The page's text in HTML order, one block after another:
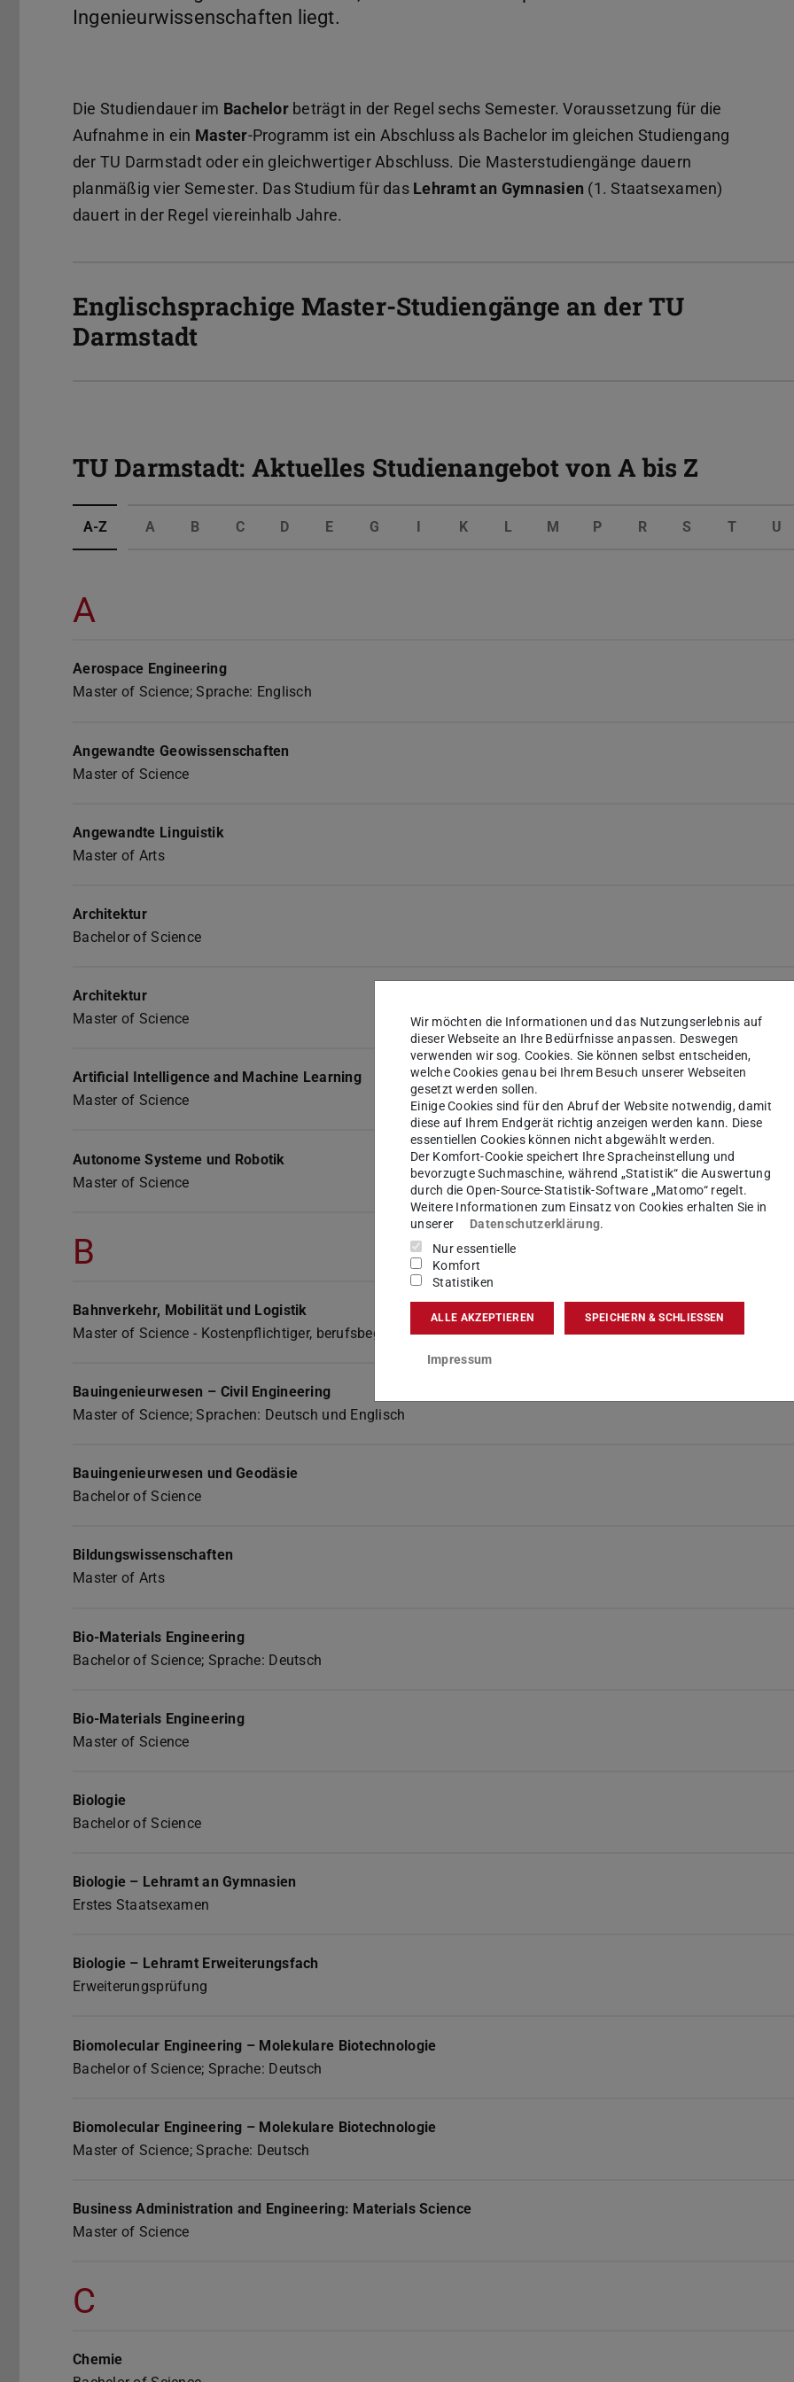
Ingenieurwissenschaften liegt.
Die Studiendauer im Bachelor beträgt in der Regel sechs Semester. Voraussetzung für die
Aufnahme in ein Master-Programm ist ein Abschluss als Bachelor im gleichen Studiengang
der TU Darmstadt oder ein gleichwertiger Abschluss. Die Masterstudiengänge dauern
planmäßig vier Semester. Das Studium für das Lehramt an Gymnasien (1. Staatsexamen)
dauert in der Regel viereinhalb Jahre.
Englischsprachige Master-Studiengänge an der TU
Darmstadt
TU Darmstadt: Aktuelles Studienangebot von A bis Z
A-Z A B C D E G K L M P R S T U
A
Aerospace Engineering
Master of Science; Sprache: Englisch
Angewandte Geowissenschaften
Master of Science
Angewandte Linguistik
Master of Arts
Architektur
Bachelor of Science
Architektur
Master of Science
Artificial Intelligence and Machine Learning
Master of Science
Autonome Systeme und Robotik
Master of Science
B
Bahnverkehr, Mobilität und Logistik
Master of Science - Kostenpflichtiger, berufsbegleitender Weiterbildungsstudiengang
Bauingenieurwesen – Civil Engineering
Master of Science; Sprachen: Deutsch und Englisch
Bauingenieurwesen und Geodäsie
Bachelor of Science
Bildungswissenschaften
Master of Arts
Bio-Materials Engineering
Bachelor of Science; Sprache: Deutsch
Bio-Materials Engineering
Master of Science
Biologie
Bachelor of Science
Biologie – Lehramt an Gymnasien
Erstes Staatsexamen
Biologie – Lehramt Erweiterungsfach
Erweiterungsprüfung
Biomolecular Engineering – Molekulare Biotechnologie
Bachelor of Science; Sprache: Deutsch
Biomolecular Engineering – Molekulare Biotechnologie
Master of Science; Sprache: Deutsch
Business Administration and Engineering: Materials Science
Master of Science
C
Chemie
Wir möchten die Informationen und das Nutzungserlebnis auf
dieser Webseite an Ihre Bedürfnisse anpassen. Deswegen
verwenden wir sog. Cookies. Sie können selbst entscheiden,
welche Cookies genau bei Ihrem Besuch unserer Webseiten
gesetzt werden sollen.
Einige Cookies sind für den Abruf der Website notwendig, damit
diese auf Ihrem Endgerät richtig anzeigen werden kann. Diese
essentiellen Cookies können nicht abgewählt werden.
Der Komfort-Cookie speichert Ihre Spracheinstellung und
bevorzugte Suchmaschine, während „Statistik“ die Auswertung
durch die Open-Source-Statistik-Software „Matomo“ regelt.
Weitere Informationen zum Einsatz von Cookies erhalten Sie in
unserer
Datenschutzerklärung.
Nur essentielle
Komfort
Statistiken
ALLE AKZEPTIEREN SPEICHERN & SCHLIESSEN
Impressum